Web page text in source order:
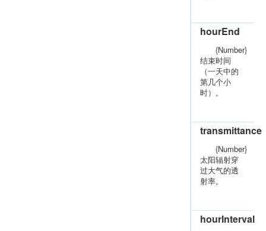
hourEnd
{Number}
结束时间
（一天中的
第几个小
时）。
transmittance
{Number}
太阳辐射穿
过大气的透
射率。
hourInterval